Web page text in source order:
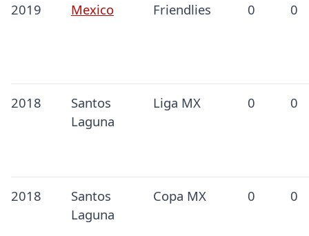
2019 Mexico Friendlies 0 0
2018
Santos
Laguna
Liga MX 0 0
2018
Santos
Laguna
Copa MX 0 0